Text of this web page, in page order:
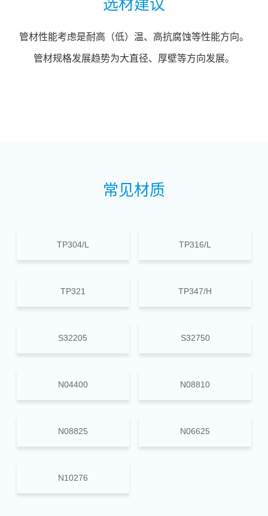
选材建议
管材性能考虑是耐高（低）温、高抗腐蚀等性能方向。
管材规格发展趋势为大直径、厚壁等方向发展。
常见材质
TP304/L TP316/L
TP321 TP347/H
S32205 S32750
N04400 N08810
N08825 N06625
N10276